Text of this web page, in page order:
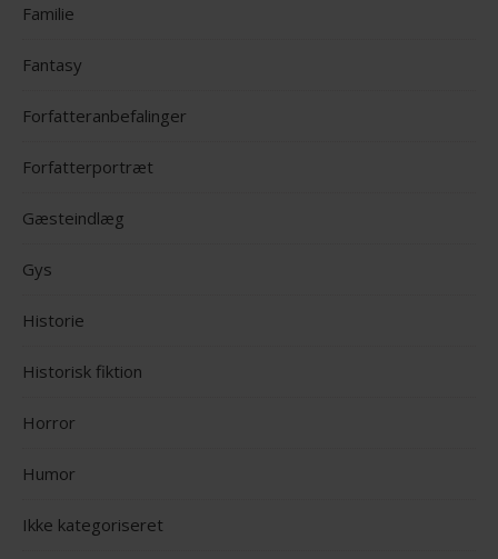
Familie
Fantasy
Forfatteranbefalinger
Forfatterportræt
Gæsteindlæg
Gys
Historie
Historisk fiktion
Horror
Humor
Ikke kategoriseret